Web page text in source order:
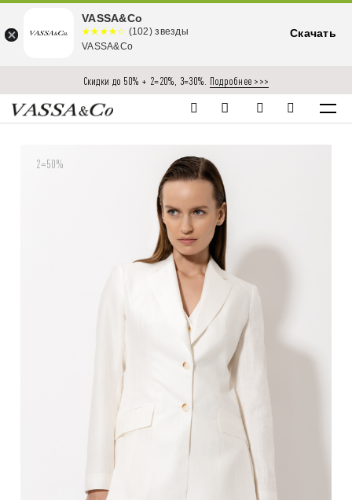
Скидки до 50% + 2=20%, 3=30%. Подробнее >>>
2=50%
VASSA&Co
☆☆☆☆☆
★★★★
★
(102) звезды
VASSA&Co
Скачать